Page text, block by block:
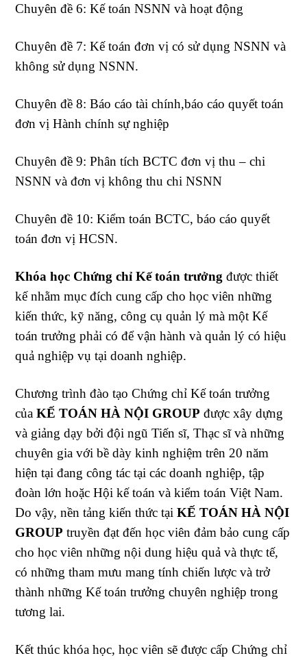
Chuyên đề 6: Kế toán NSNN và hoạt động
Chuyên đề 7: Kế toán đơn vị có sử dụng NSNN và
không sử dụng NSNN.
Chuyên đề 8: Báo cáo tài chính,báo cáo quyết toán
đơn vị Hành chính sự nghiệp
Chuyên đề 9: Phân tích BCTC đơn vị thu – chi
NSNN và đơn vị không thu chi NSNN
Chuyên đề 10: Kiểm toán BCTC, báo cáo quyết
toán đơn vị HCSN.
Khóa học Chứng chỉ Kế toán trưởng được thiết
kế nhằm mục đích cung cấp cho học viên những
kiến thức, kỹ năng, công cụ quản lý mà một Kế
toán trưởng phải có để vận hành và quản lý có hiệu
quả nghiệp vụ tại doanh nghiệp.
Chương trình đào tạo Chứng chỉ Kế toán trưởng
củaKẾ TOÁN HÀ NỘI GROUP được xây dựng
và giảng dạy bởi đội ngũ Tiến sĩ, Thạc sĩ và những
chuyên gia với bề dày kinh nghiệm trên 20 năm
hiện tại đang công tác tại các doanh nghiệp, tập
đoàn lớn hoặc Hội kế toán và kiểm toán Việt Nam.
Do vậy, nền tảng kiến thức tạiKẾ TOÁN HÀ NỘI
GROUP truyền đạt đến học viên đảm bảo cung cấp
cho học viên những nội dung hiệu quả và thực tế,
có những tham mưu mang tính chiến lược và trở
thành những Kế toán trưởng chuyên nghiệp trong
tương lai.
Kết thúc khóa học, học viên sẽ được cấp Chứng chỉ